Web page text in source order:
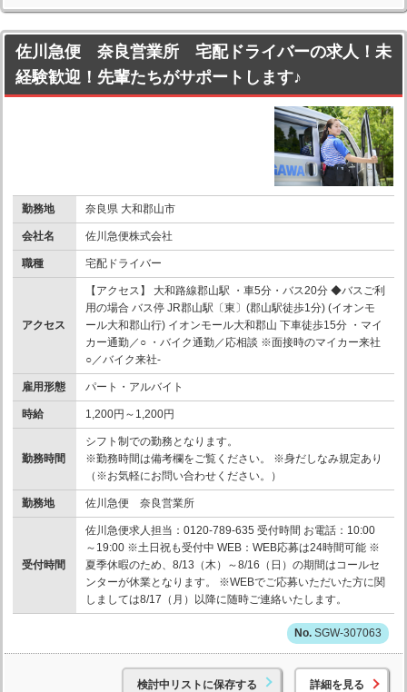
佐川急便 奈良営業所 宅配ドライバーの求人！未
経験歓迎！先輩たちがサポートします♪
勤務地 奈良県 大和郡山市
会社名 佐川急便株式会社
職種 宅配ドライバー
アクセス
【アクセス】 大和路線郡山駅 ・車5分・バス20分 ◆バスご利
用の場合 バス停 JR郡山駅〔東〕(郡山駅徒歩1分) (イオンモ
ール大和郡山行) イオンモール大和郡山 下車徒歩15分 ・マイ
カー通勤／○ ・バイク通勤／応相談 ※面接時のマイカー来社
○／バイク来社-
雇用形態 パート・アルバイト
時給 1,200円～1,200円
勤務時間
シフト制での勤務となります。
※勤務時間は備考欄をご覧ください。 ※身だしなみ規定あり
（※お気軽にお問い合わせください。）
勤務地 佐川急便 奈良営業所
受付時間
佐川急便求人担当：0120-789-635 受付時間 お電話：10:00
～19:00 ※土日祝も受付中 WEB：WEB応募は24時間可能 ※
夏季休暇のため、8/13（木）～8/16（日）の期間はコールセ
ンターが休業となります。 ※WEBでご応募いただいた方に関
しましては8/17（月）以降に随時ご連絡いたします。
SGW-307063
検討中リストに保存する 詳細を見る